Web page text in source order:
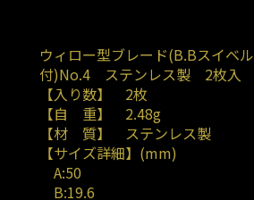
ウィロー型ブレード(B.Bスイベル
付)No.4 ステンレス製 2枚入
【入り数】 2枚
【自 重】 2.48g
【材 質】 ステンレス製
【サイズ詳細】(mm)
A:50
B:19.6